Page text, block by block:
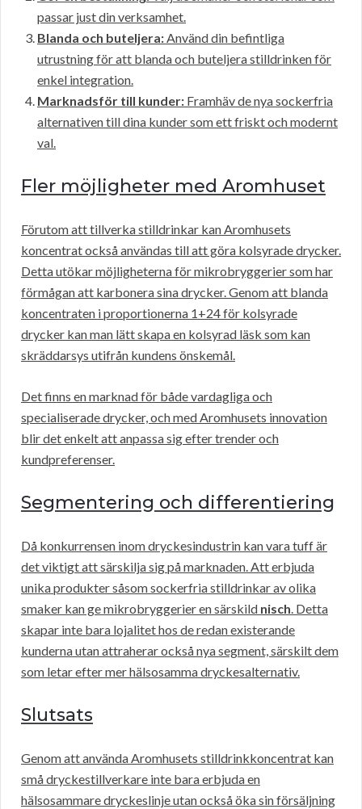
passar just din verksamhet.
Blanda och buteljera:Använd din befintliga
utrustning för att blanda och buteljera stilldrinken för
enkel integration.
Marknadsför till kunder: Framhäv de nya sockerfria
alternativen till dina kunder som ett friskt och modernt
val.
Fler möjligheter med Aromhuset
Förutom att tillverka stilldrinkar kan Aromhusets
koncentrat också användas till att göra kolsyrade drycker.
Detta utökar möjligheterna för mikrobryggerier som har
förmågan att karbonera sina drycker. Genom att blanda
koncentraten i proportionerna 1+24 för kolsyrade
drycker kan man lätt skapa en kolsyrad läsk som kan
skräddarsys utifrån kundens önskemål.
Det finns en marknad för både vardagliga och
specialiserade drycker, och med Aromhusets innovation
blir det enkelt att anpassa sig efter trender och
kundpreferenser.
Segmentering och differentiering
Då konkurrensen inom dryckesindustrin kan vara tuff är
det viktigt att särskilja sig på marknaden. Att erbjuda
unika produkter såsom sockerfria stilldrinkar av olika
smaker kan ge mikrobryggerier en särskild nisch. Detta
skapar inte bara lojalitet hos de redan existerande
kunderna utan attraherar också nya segment, särskilt dem
som letar efter mer hälsosamma dryckesalternativ.
Slutsats
Genom att använda Aromhusets stilldrinkkoncentrat kan
små dryckestillverkare inte bara erbjuda en
hälsosammare dryckeslinje utan också öka sin försäljning